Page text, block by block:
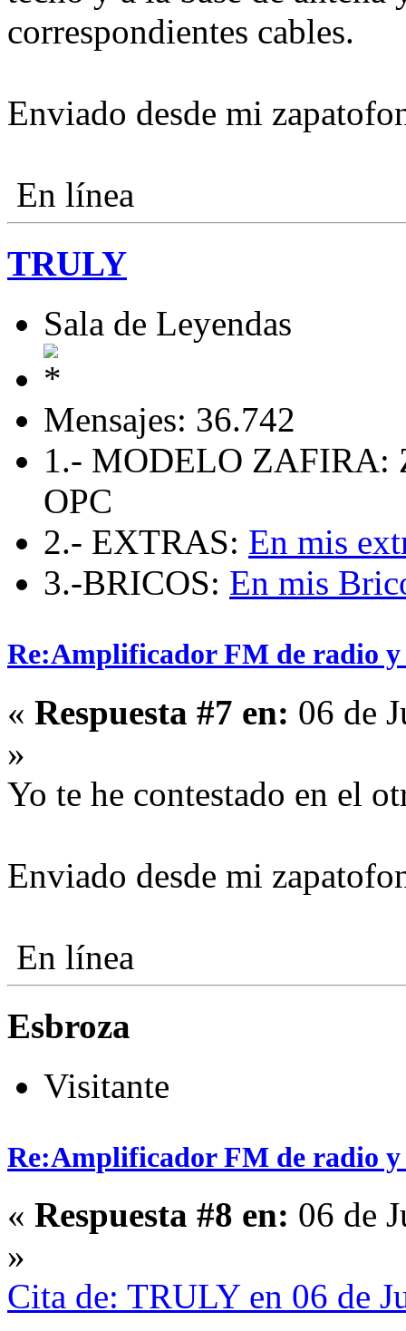
correspondientes cables.
Enviado desde mi
En línea
TRULY
Sala de Leyendas
Mensajes: 36.742
1.- MODELO ZAFIRA:
OPC
2.- EXTRAS: En mis
3.-BRICOS: En mis
Re:Amplificador FM de radio y
« Respuesta #7 en: 06 de
»
Yo te he contestado en el
Enviado desde mi
En línea
Esbroza
Visitante
Re:Amplificador FM de radio y
« Respuesta #8 en: 06 de
»
Cita de: TRULY en 06 de